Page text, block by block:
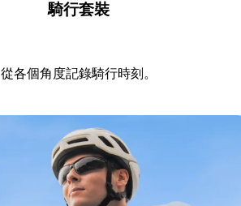
騎行套裝
從各個角度記錄騎行時刻。